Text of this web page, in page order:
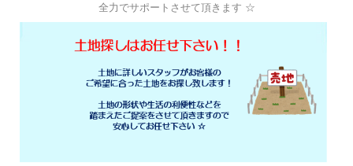
全力でサポートさせて頂きます ☆